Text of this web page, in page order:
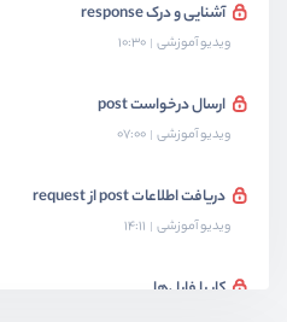
آشنایی و درک response
ویدیو آموزشی 10:30
ارسال درخواست post
ویدیو آموزشی 07:00
دریافت اطلاعات post از request
ویدیو آموزشی 14:11
کار با فایل‌ها